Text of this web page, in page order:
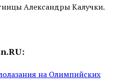
Александры Калучки.
на Олимпийских